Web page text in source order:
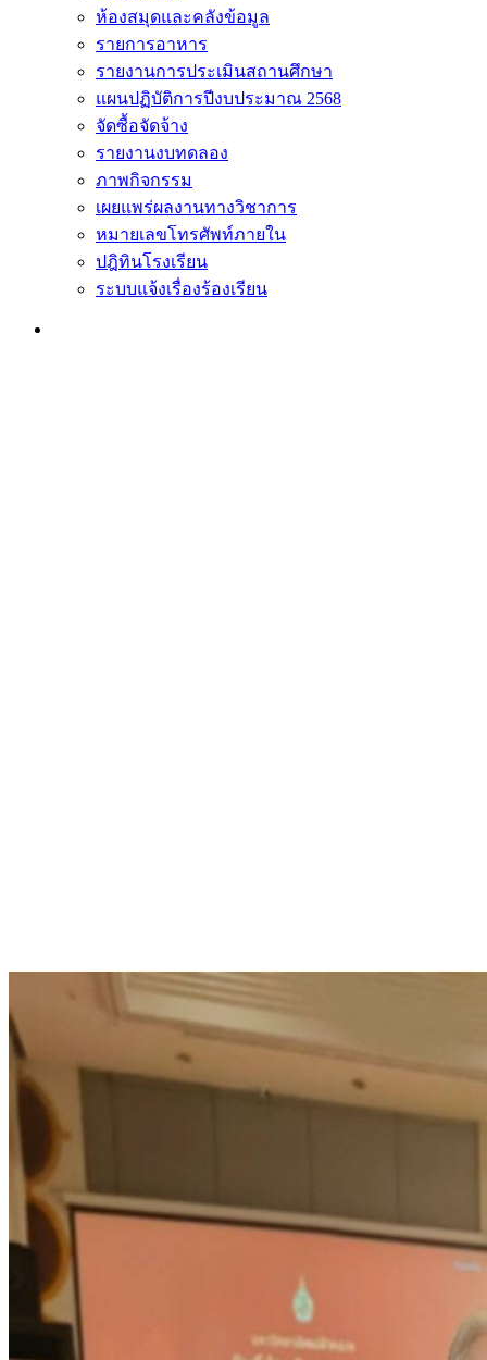
ห้องสมุดและคลังข้อมูล
รายการอาหาร
รายงานการประเมินสถานศึกษา
แผนปฏิบัติการปีงบประมาณ 2568
จัดซื้อจัดจ้าง
รายงานงบทดลอง
ภาพกิจกรรม
เผยแพร่ผลงานทางวิชาการ
หมายเลขโทรศัพท์ภายใน
ปฎิทินโรงเรียน
ระบบแจ้งเรื่องร้องเรียน